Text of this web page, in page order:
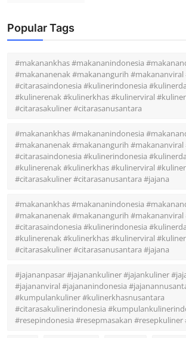
Popular Tags
#makanankhas #makananindonesia
#makananenak #makanangurih
#citarasaindonesia #kulinerindonesia
#kulinerenak #kulinerkhas #kulinerviral
#citarasakuliner #citarasanusantara
#makanankhas #makananindonesia
#makananenak #makanangurih
#citarasaindonesia #kulinerindonesia
#kulinerenak #kulinerkhas #kulinerviral
#citarasakuliner #citarasanusantara #jajana
#makanankhas #makananindonesia
#makananenak #makanangurih
#citarasaindonesia #kulinerindonesia
#kulinerenak #kulinerkhas #kulinerviral
#citarasakuliner #citarasanusantara #jajana
#jajananpasar #jajanankuliner #jajankuliner
#jajananviral #jajananindonesia
#kumpulankuliner #kulinerkhasnusantara
#citarasakulinerindonesia
#resepindonesia #resepmasakan #resepkuliner